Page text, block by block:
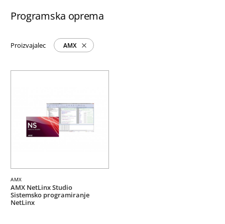
Programska oprema
Proizvajalec AMX
AMX
AMX NetLinx Studio
Sistemsko programiranje
NetLinx